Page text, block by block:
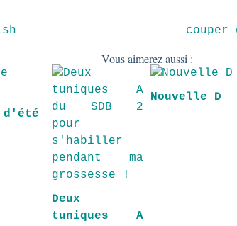
Vous aimerez aussi :
d'été
Deux
tuniques A
Nouvelle D